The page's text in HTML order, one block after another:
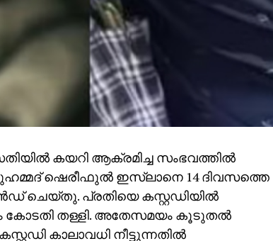
കയറി ആക്രമിച്ച സംഭവത്തില്‍
ഷെരീഫുല്‍ ഇസ്ലാനെ 14 ദിവസത്തെ
ചെയ്തു. പ്രതിയെ കസ്റ്റഡിയില്‍
തള്ളി. അതേസമയം കൂടുതല്‍
കാലാവധി നീട്ടുന്നതില്‍